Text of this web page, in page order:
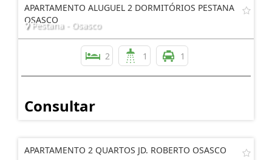
APARTAMENTO ALUGUEL 2 DORMITÓRIOS PESTANA
OSASCO
Pestana - Osasco
2 1 1
Consultar
APARTAMENTO 2 QUARTOS JD. ROBERTO OSASCO